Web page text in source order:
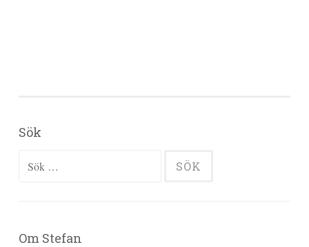
Sök
Sök efter:
Om Stefan